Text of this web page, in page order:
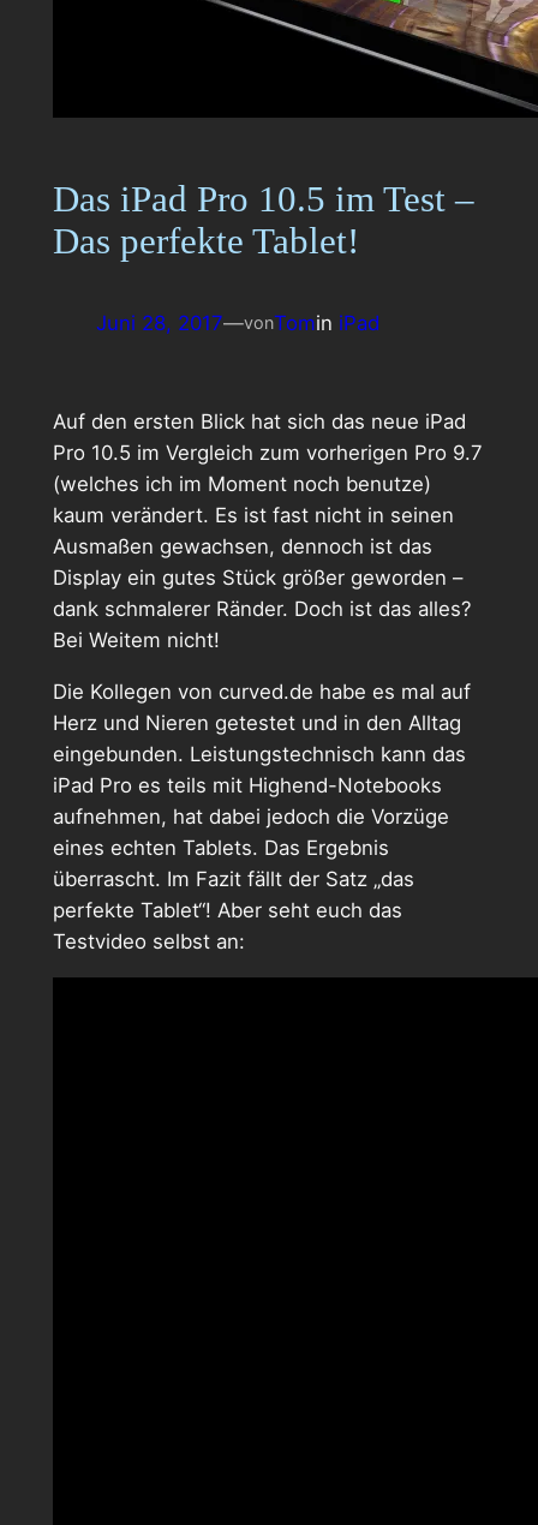
Das iPad Pro 10.5 im Test –
Das perfekte Tablet!
Juni 28, 2017—vonTomin iPad
Auf den ersten Blick hat sich das neue iPad
Pro 10.5 im Vergleich zum vorherigen Pro 9.7
(welches ich im Moment noch benutze)
kaum verändert. Es ist fast nicht in seinen
Ausmaßen gewachsen, dennoch ist das
Display ein gutes Stück größer geworden –
dank schmalerer Ränder. Doch ist das alles?
Bei Weitem nicht!
Die Kollegen von curved.de habe es mal auf
Herz und Nieren getestet und in den Alltag
eingebunden. Leistungstechnisch kann das
iPad Pro es teils mit Highend-Notebooks
aufnehmen, hat dabei jedoch die Vorzüge
eines echten Tablets. Das Ergebnis
überrascht. Im Fazit fällt der Satz „das
perfekte Tablet“! Aber seht euch das
Testvideo selbst an: